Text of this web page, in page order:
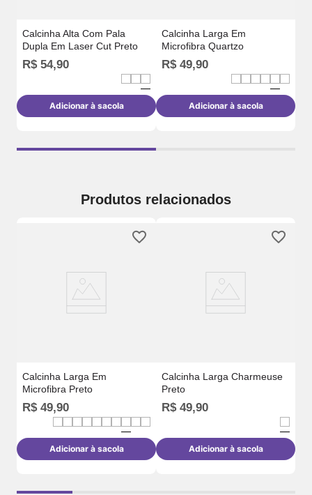
Calcinha Alta Com Pala
Dupla Em Laser Cut Preto
R$ 54,90
Adicionar à sacola
Calcinha Larga Em
Microfibra Quartzo
R$ 49,90
Adicionar à sacola
Produtos relacionados
Calcinha Larga Em
Microfibra Preto
R$ 49,90
Adicionar à sacola
Calcinha Larga Charmeuse
Preto
R$ 49,90
Adicionar à sacola